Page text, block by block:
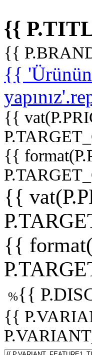
{{
{{
{{
{{
{{
{{
{{
%{{
{{